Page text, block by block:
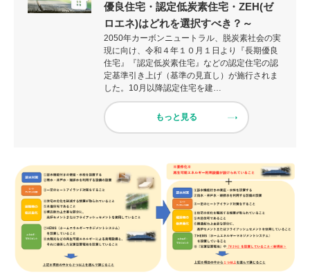
優良住宅・認定低炭素住宅・ZEH(ゼ
ロエネ)はどれを選択すべき？～
2050年カーボンニュートラル、脱炭素社会の実
現に向け、令和４年１０月１日より『長期優良
住宅』『認定低炭素住宅』などの認定住宅の認
定基準引き上げ（基準の見直し）が施行されま
した。10月以降認定住宅を建…
もっと見る